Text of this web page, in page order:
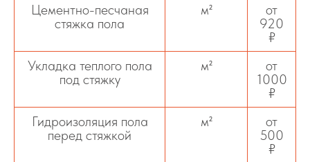
Цементно-песчаная
стяжка пола
м²
от
920
₽
Укладка теплого пола
под стяжку
м²
от
1000
₽
Гидроизоляция пола
перед стяжкой
м²
от
500
₽